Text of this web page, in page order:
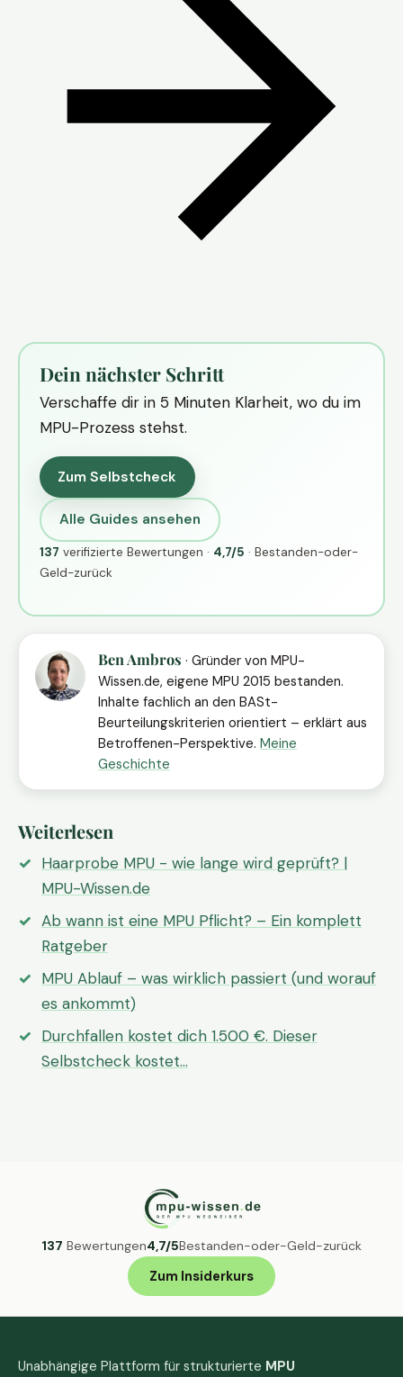
Dein nächster Schritt
Verschaffe dir in 5 Minuten Klarheit, wo du im
MPU-Prozess stehst.
Zum Selbstcheck
Alle Guides ansehen
137 verifizierte Bewertungen · 4,7/5 · Bestanden-oder-
Geld-zurück
Ben Ambros · Gründer von MPU-
Wissen.de, eigene MPU 2015 bestanden.
Inhalte fachlich an den BASt-
Beurteilungskriterien orientiert – erklärt aus
Betroffenen-Perspektive. Meine
Geschichte
Weiterlesen
Haarprobe MPU - wie lange wird geprüft? |
MPU-Wissen.de
Ab wann ist eine MPU Pflicht? – Ein komplett
Ratgeber
MPU Ablauf – was wirklich passiert (und worauf
es ankommt)
Durchfallen kostet dich 1.500 €. Dieser
Selbstcheck kostet…
137 Bewertungen4,7/5Bestanden-oder-Geld-zurück
Zum Insiderkurs
Unabhängige Plattform für strukturierte MPU